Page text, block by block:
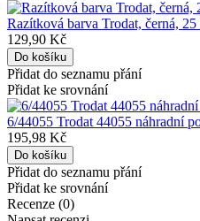
Razítková barva Trodat, černá, 25
129,90 Kč
Přidat do seznamu přání
Přidat ke srovnání
6/44055 Trodat 44055 náhradní
195,98 Kč
Přidat do seznamu přání
Přidat ke srovnání
Recenze (0)